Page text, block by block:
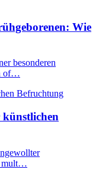
Wie
besonderen
of…
mult…